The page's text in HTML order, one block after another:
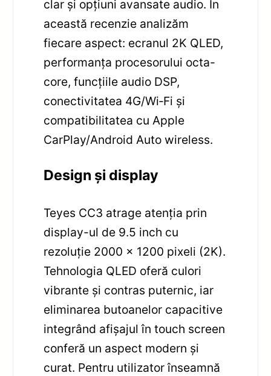
clar și opțiuni avansate audio. În
această recenzie analizăm
fiecare aspect: ecranul 2K QLED,
performanța procesorului octa-
core, funcțiile audio DSP,
conectivitatea 4G/Wi‑Fi și
compatibilitatea cu Apple
CarPlay/Android Auto wireless.
Design și display
Teyes CC3 atrage atenția prin
display-ul de 9.5 inch cu
rezoluție 2000 x 1200 pixeli (2K).
Tehnologia QLED oferă culori
vibrante și contras puternic, iar
eliminarea butoanelor capacitive
integrând afișajul în touch screen
conferă un aspect modern și
curat. Pentru utilizator înseamnă